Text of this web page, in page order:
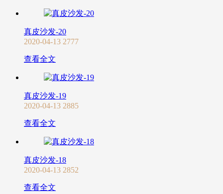
真皮沙发-20
2020-04-13 2777
查看全文
真皮沙发-19
2020-04-13 2885
查看全文
真皮沙发-18
2020-04-13 2852
查看全文